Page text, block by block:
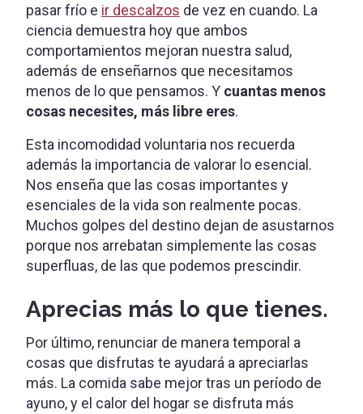
pasar frío e ir descalzos de vez en cuando. La
ciencia demuestra hoy que ambos
comportamientos mejoran nuestra salud,
además de enseñarnos que necesitamos
menos de lo que pensamos. Y cuantas menos
cosas necesites, más libre eres.
Esta incomodidad voluntaria nos recuerda
además la importancia de valorar lo esencial.
Nos enseña que las cosas importantes y
esenciales de la vida son realmente pocas.
Muchos golpes del destino dejan de asustarnos
porque nos arrebatan simplemente las cosas
superfluas, de las que podemos prescindir.
Aprecias más lo que tienes.
Por último, renunciar de manera temporal a
cosas que disfrutas te ayudará a apreciarlas
más. La comida sabe mejor tras un período de
ayuno, y el calor del hogar se disfruta más